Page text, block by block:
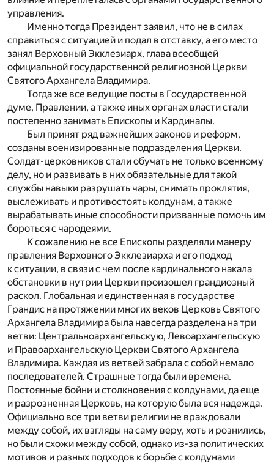
управления.
Именно тогда Президент заявил, что не в силах
справиться с ситуацией и подал в отставку, а его место
занял Верховный Экклезиарх, глава всеобщей
официальной государственной религиозной Церкви
Святого Архангела Владимира.
Тогда же все ведущие посты в Государственной
думе, Правлении, а также иных органах власти стали
постепенно занимать Епископы и Кардиналы.
Был принят ряд важнейших законов и реформ,
созданы военизированные подразделения Церкви.
Солдат-церковников стали обучать не только военному
делу, но и развивать в них обязательные для такой
службы навыки разрушать чары, снимать проклятия,
выслеживать и противостоять колдунам, а также
вырабатывать иные способности призванные помочь им
бороться с чародеями.
К сожалению не все Епископы разделяли манеру
правления Верховного Экклезиарха и его подход
к ситуации, в связи с чем после кардинального накала
обстановки в нутрии Церкви произошел грандиозный
раскол. Глобальная и единственная в государстве
Грандис на протяжении многих веков Церковь Святого
Архангела Владимира была навсегда разделена на три
ветви: Центральноархангельскую, Левоархангельскую
и Правоархангельскую Церкви Святого Архангела
Владимира. Каждая из ветвей забрала с собой немало
последователей. Страшные тогда были времена.
Постоянные бойни и столкновения с колдунами, да еще
и разрозненная Церковь, на которую была вся надежда.
Официально все три ветви религии не враждовали
между собой, их взгляды на саму веру, хоть и рознились,
но были схожи между собой, однако из-за политических
мотивов и разных подходов к борьбе с колдунами